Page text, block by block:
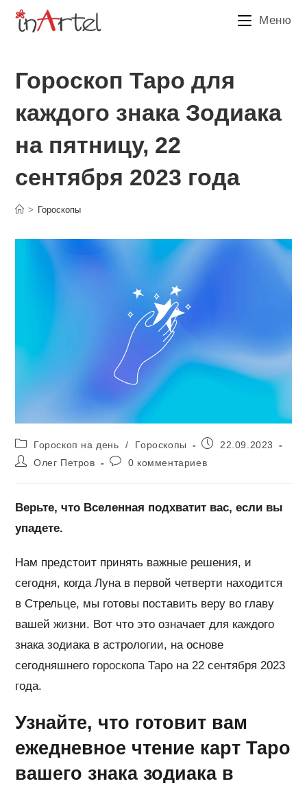
Перейти
Меню
Гороскоп Таро для
каждого знака Зодиака
на пятницу, 22
сентября 2023 года
> Гороскопы
Рубрика
записи:
Гороскоп на день / Гороскопы
Запись22.09.2023
АвторОлег Петров
Комментарии
0 комментариев
Верьте, что Вселенная подхватит вас, если вы
упадете.
Нам предстоит принять важные решения, и
сегодня, когда Луна в первой четверти находится
в Стрельце, мы готовы поставить веру во главу
вашей жизни. Вот что это означает для каждого
знака зодиака в астрологии, на основе
сегодняшнего гороскопа Таро на 22 сентября 2023
года.
Узнайте, что готовит вам
ежедневное чтение карт Таро
вашего знака зодиака в